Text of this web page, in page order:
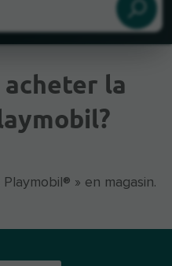
la
» en magasin.